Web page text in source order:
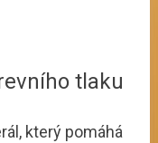
tlaku
který pomáhá